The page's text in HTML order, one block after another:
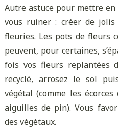
Autre astuce pour mettre
vous ruiner : créer de jolis
fleuries. Les pots de fleurs
peuvent, pour certaines,
fois vos fleurs replantées
recyclé, arrosez le sol
végétal (comme les
aiguilles de pin). Vous
des végétaux.